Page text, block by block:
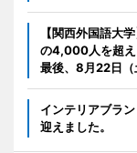
【関西外国語大
の4,000人を超え
最後、8月22日
インテリアブラ
迎えました。